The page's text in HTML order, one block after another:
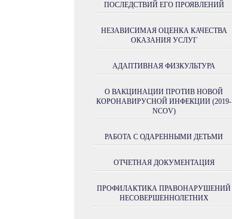
ПОСЛЕДСТВИЙ ЕГО ПРОЯВЛЕНИЙ
НЕЗАВИСИМАЯ ОЦЕНКА КАЧЕСТВА
ОКАЗАНИЯ УСЛУГ
АДАПТИВНАЯ ФИЗКУЛЬТУРА
О ВАКЦИНАЦИИ ПРОТИВ НОВОЙ
КОРОНАВИРУСНОЙ ИНФЕКЦИИ (2019-
NCOV)
РАБОТА С ОДАРЕННЫМИ ДЕТЬМИ
ОТЧЕТНАЯ ДОКУМЕНТАЦИЯ
ПРОФИЛАКТИКА ПРАВОНАРУШЕНИЙ
НЕСОВЕРШЕННОЛЕТНИХ